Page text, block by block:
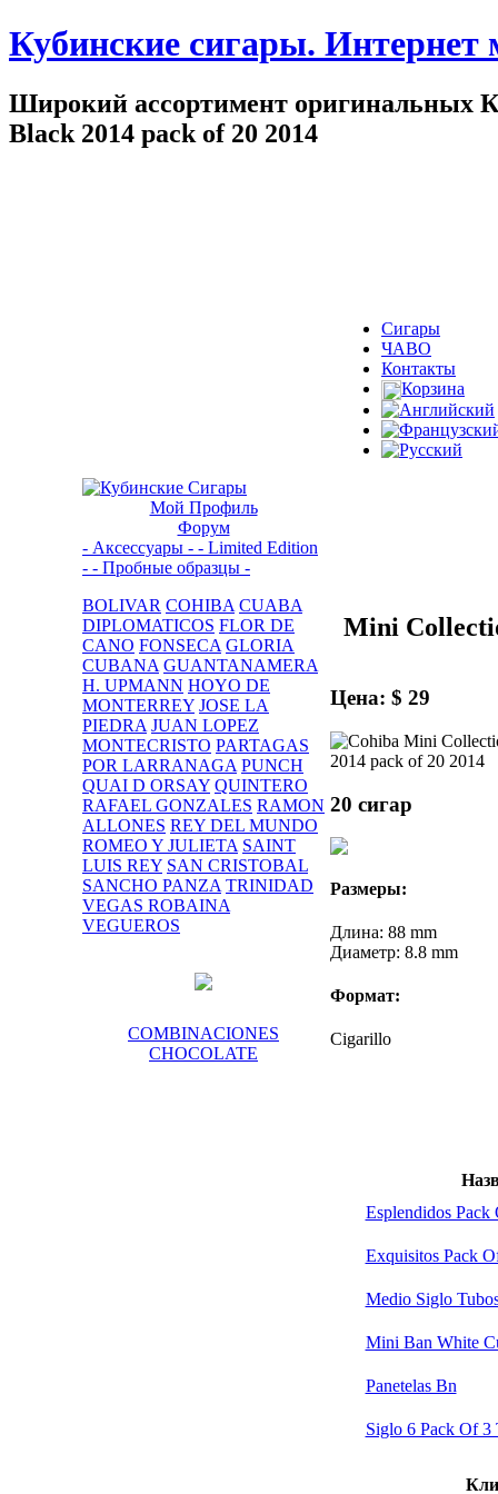
Кубинские сигары. Интернет
Широкий ассортимент оригинальных
Black 2014 pack of 20 2014
Сигары
ЧАВО
Контакты
Корзина
Мой Профиль
Форум
- Аксессуары - - Limited Edition
- - Пробные образцы -
BOLIVAR COHIBA CUABA
DIPLOMATICOS FLOR DE
CANO FONSECA GLORIA
CUBANA GUANTANAMERA
H. UPMANN HOYO DE
MONTERREY JOSE LA
PIEDRA JUAN LOPEZ
MONTECRISTO PARTAGAS
POR LARRANAGA PUNCH
QUAI D ORSAY QUINTERO
RAFAEL GONZALES RAMON
ALLONES REY DEL MUNDO
ROMEO Y JULIETA SAINT
LUIS REY SAN CRISTOBAL
SANCHO PANZA TRINIDAD
VEGAS ROBAINA
VEGUEROS
COMBINACIONES
CHOCOLATE
Mini
Цена: $ 29
20 сигар
Размеры:
Длина: 88 mm
Диаметр: 8.8 mm
Формат:
Cigarillo
Esplendidos Pack
Exquisitos Pack
Medio Siglo
Mini Ban White
Panetelas Bn
Siglo 6 Pack Of 3